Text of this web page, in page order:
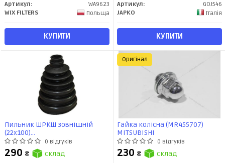
Артикул:
WA9623
WIX FILTERS
Польща
КУПИТИ
Артикул:
GOJ546
JAPKO
Італія
КУПИТИ
Пильник ШРКШ зовнішній
(22x100)
BMW/Chevrolet/Citroen/Dacia/Fiat/Ford/Hyundai/Kia/Lada/
(32218) Asam
0 відгуків
290 ₴ склад
Гайка колісна (MR455707)
MITSUBISHI
0 відгуків
230 ₴ склад
Оригінал